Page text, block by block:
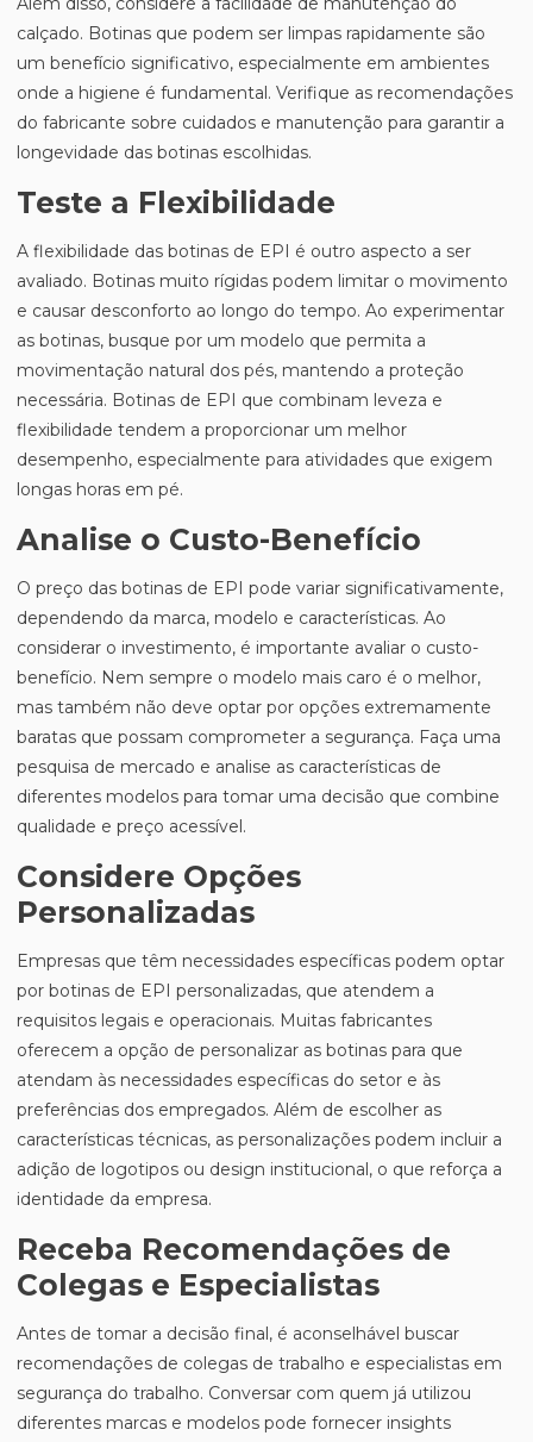
calçado. Botinas que podem ser limpas rapidamente são
um benefício significativo, especialmente em ambientes
onde a higiene é fundamental. Verifique as recomendações
do fabricante sobre cuidados e manutenção para garantir a
longevidade das botinas escolhidas.
Teste a Flexibilidade
A flexibilidade das botinas de EPI é outro aspecto a ser
avaliado. Botinas muito rígidas podem limitar o movimento
e causar desconforto ao longo do tempo. Ao experimentar
as botinas, busque por um modelo que permita a
movimentação natural dos pés, mantendo a proteção
necessária. Botinas de EPI que combinam leveza e
flexibilidade tendem a proporcionar um melhor
desempenho, especialmente para atividades que exigem
longas horas em pé.
Analise o Custo-Benefício
O preço das botinas de EPI pode variar significativamente,
dependendo da marca, modelo e características. Ao
considerar o investimento, é importante avaliar o custo-
benefício. Nem sempre o modelo mais caro é o melhor,
mas também não deve optar por opções extremamente
baratas que possam comprometer a segurança. Faça uma
pesquisa de mercado e analise as características de
diferentes modelos para tomar uma decisão que combine
qualidade e preço acessível.
Considere Opções
Personalizadas
Empresas que têm necessidades específicas podem optar
por botinas de EPI personalizadas, que atendem a
requisitos legais e operacionais. Muitas fabricantes
oferecem a opção de personalizar as botinas para que
atendam às necessidades específicas do setor e às
preferências dos empregados. Além de escolher as
características técnicas, as personalizações podem incluir a
adição de logotipos ou design institucional, o que reforça a
identidade da empresa.
Receba Recomendações de
Colegas e Especialistas
Antes de tomar a decisão final, é aconselhável buscar
recomendações de colegas de trabalho e especialistas em
segurança do trabalho. Conversar com quem já utilizou
diferentes marcas e modelos pode fornecer insights